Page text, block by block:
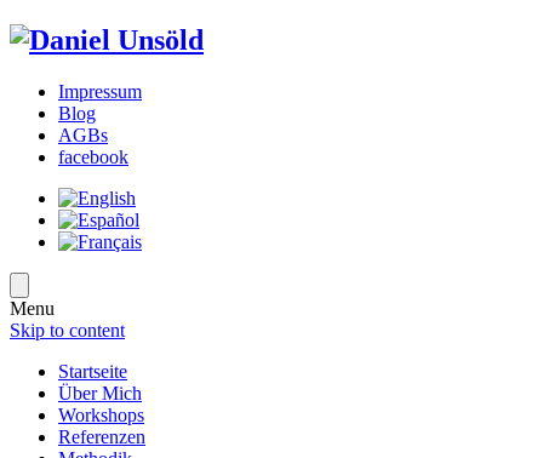
Impressum
Blog
AGBs
facebook
Menu
Skip to content
Startseite
Über Mich
Workshops
Referenzen